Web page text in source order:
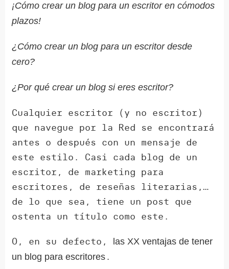
¡Cómo crear un blog para un escritor en cómodos
plazos!
¿Cómo crear un blog para un escritor desde
cero?
¿Por qué crear un blog si eres escritor?
Cualquier escritor (y no escritor)
que navegue por la Red se encontrará
antes o después con un mensaje de
este estilo. Casi cada blog de un
escritor, de marketing para
escritores, de reseñas literarias,…
de lo que sea, tiene un post que
ostenta un título como este.
O, en su defecto,
las XX ventajas de tener
un blog para escritores .